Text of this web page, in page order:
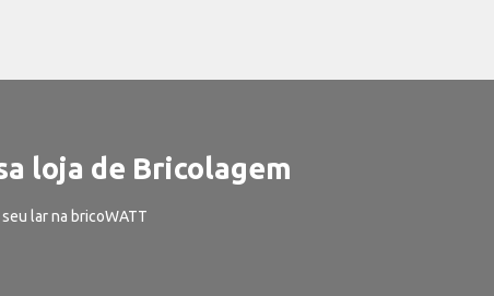
loja de Bricolagem
lar na bricoWATT